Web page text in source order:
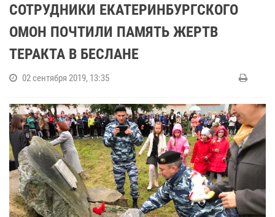
СОТРУДНИКИ ЕКАТЕРИНБУРГСКОГО
ОМОН ПОЧТИЛИ ПАМЯТЬ ЖЕРТВ
ТЕРАКТА В БЕСЛАНЕ
02 сентября 2019, 13:35